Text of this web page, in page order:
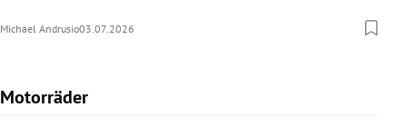
Michael Andrusio03.07.2026
Motorräder